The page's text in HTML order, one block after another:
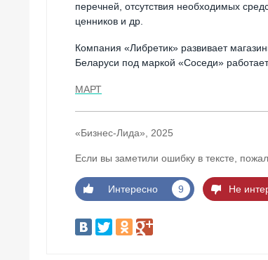
перечней, отсутствия необходимых
ценников и др.
Компания «Либретик» развивает
Беларуси под маркой «Соседи»
МАРТ
«Бизнес-Лида», 2025
Если вы заметили ошибку в тексте,
Интересно 9 Не